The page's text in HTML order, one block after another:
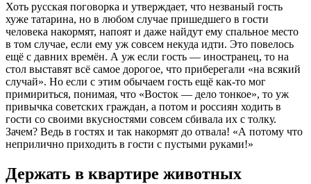
Хоть русская поговорка и утверждает, что незваный гость
хуже татарина, но в любом случае пришедшего в гости
человека накормят, напоят и даже найдут ему спальное место
в том случае, если ему уж совсем некуда идти. Это повелось
ещё с давних времён. А уж если гость — иностранец, то на
стол выставят всё самое дорогое, что приберегали «на всякий
случай». Но если с этим обычаем гость ещё как-то мог
примириться, понимая, что «Восток — дело тонкое», то уж
привычка советских граждан, а потом и россиян ходить в
гости со своими вкусностями совсем сбивала их с толку.
Зачем? Ведь в гостях и так накормят до отвала! «А потому что
неприлично приходить в гости с пустыми руками!»
Держать в квартире животных